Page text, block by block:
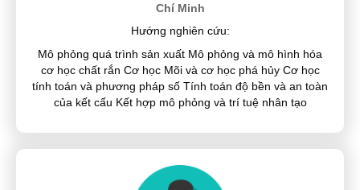
Chí Minh
Hướng nghiên cứu:
Mô phỏng quá trình sản xuất Mô phỏng và mô hình hóa
cơ học chất rắn Cơ học Mõi và cơ học phá hủy Cơ học
tính toán và phương pháp số Tính toán độ bền và an toàn
của kết cấu Kết hợp mô phỏng và trí tuệ nhân tạo